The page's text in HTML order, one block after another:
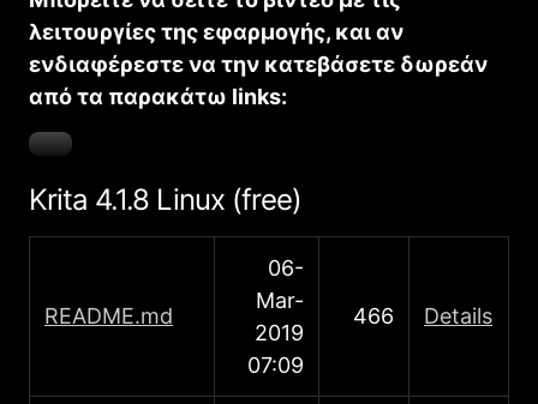
λειτουργίες της εφαρμογής, και αν
ενδιαφέρεστε να την κατεβάσετε δωρεάν
από τα παρακάτω links:
Krita 4.1.8 Linux (free)
README.md
06-
Mar-
2019
07:09
466 Details